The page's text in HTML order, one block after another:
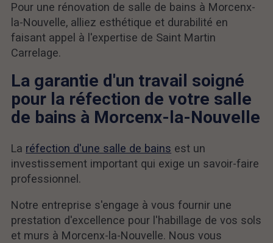
Pour une rénovation de salle de bains à Morcenx-
la-Nouvelle, alliez esthétique et durabilité en
faisant appel à l'expertise de Saint Martin
Carrelage.
La garantie d'un travail soigné
pour la réfection de votre salle
de bains à Morcenx-la-Nouvelle
La réfection d'une salle de bains est un
investissement important qui exige un savoir-faire
professionnel.
Notre entreprise s'engage à vous fournir une
prestation d'excellence pour l'habillage de vos sols
et murs à Morcenx-la-Nouvelle. Nous vous